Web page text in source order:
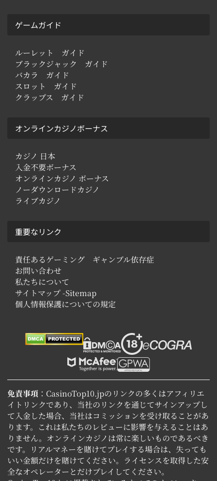
ゲームガイド
ルーレット ガイド
ブラックジャック ガイド
バカラ ガイド
スロット ガイド
クラップス ガイド
オンラインカジノボーナス
カジノ 日本
入金不要ボーナス
オンラインカジノ ボーナス
ノーダウンロードカジノ
ライブカジノ
重要なリンク
責任あるゲーミング ギャンブル依存症
お問い合わせ
私たちについて
サイトマップ -Sitemap
個人情報保護についての規定
免責事項 ：CasinoTop10.jpのリンクの多くはアフィリエ
イトリンクであり、当社のリンクを通じてサインアップし
て入金した場合、当社はコミッションを受け取ることがあ
ります。これは私たちのレビューに影響を与えることはあ
りません。オンラインカジノは常に楽しいものであるべき
です。リアルマネーを賭けてプレイする場合は、失っても
いい金額だけを賭けてください。ライセンスを取得した安
全なオペレーターとだけプレイしてください。